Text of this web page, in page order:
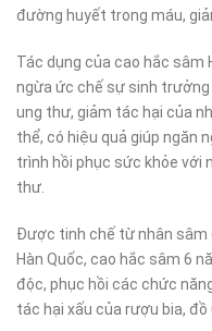
đường huyết trong máu,
Tác dụng của cao hắc sâm
ngừa ức chế sự sinh
ung thư, giảm tác hại của
thể, có hiệu quả giúp ngăn
trình hồi phục sức khỏe với
thư.
Được tinh chế từ nhân sâm
Hàn Quốc, cao hắc sâm 6
độc, phục hồi các chức
tác hại xấu của rượu bia, đồ